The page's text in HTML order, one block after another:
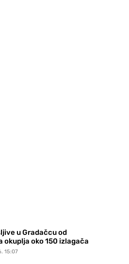
u Gradačcu od
okuplja oko 150 izlagača
15:07